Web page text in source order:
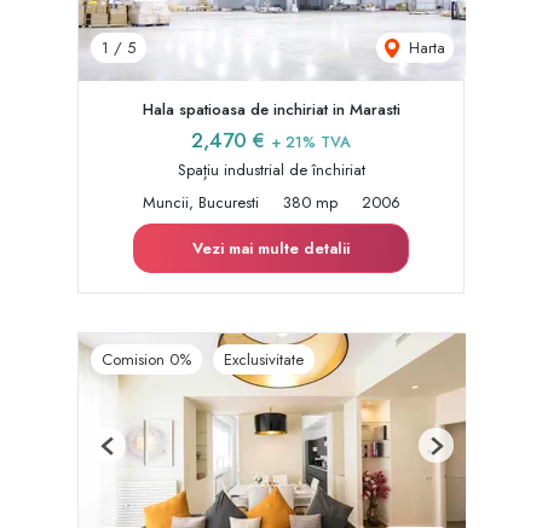
1 / 5 Harta
Hala spatioasa de inchiriat in Marasti
2,470 € + 21% TVA
Spațiu industrial de închiriat
Muncii, Bucuresti
380 mp
2006
Vezi mai multe detalii
Comision 0% Exclusivitate
Previous Next